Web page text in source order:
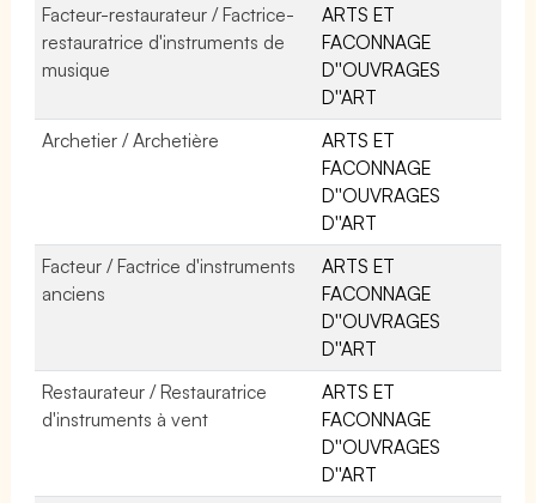
Facteur-restaurateur / Factrice-
restauratrice d'instruments de
musique
ARTS ET
FACONNAGE
D''OUVRAGES
D''ART
Archetier / Archetière
ARTS ET
FACONNAGE
D''OUVRAGES
D''ART
Facteur / Factrice d'instruments
anciens
ARTS ET
FACONNAGE
D''OUVRAGES
D''ART
Restaurateur / Restauratrice
d'instruments à vent
ARTS ET
FACONNAGE
D''OUVRAGES
D''ART